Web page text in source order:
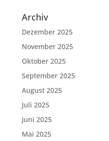
Archiv
Dezember 2025
November 2025
Oktober 2025
September 2025
August 2025
Juli 2025
Juni 2025
Mai 2025